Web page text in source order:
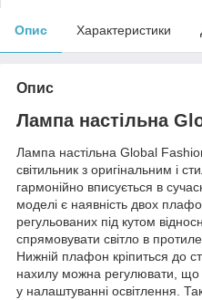
Опис Характеристики
Опис
Лампа настільна
Лампа настільна Global
світильник з оригінальним і
гармонійно вписується в
моделі є наявність двох
регульованих під кутом
спрямовувати світло в
Нижній плафон кріпиться до
нахилу можна регулювати, що
у налаштуванні освітлення.